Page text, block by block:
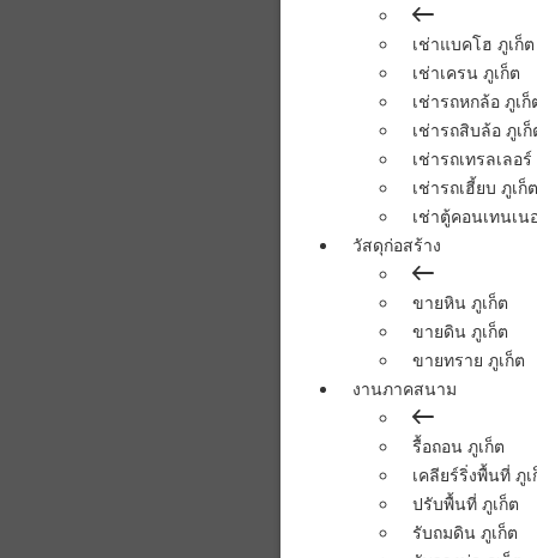
เช่าแบคโฮ ภูเก็ต
เช่าเครน ภูเก็ต
เช่ารถหกล้อ ภูเก็
เช่ารถสิบล้อ ภูเ
เช่ารถเทรลเลอ
เช่ารถเฮี้ยบ ภูเก็ต
เช่าตู้คอนเทนเน
วัสดุก่อสร้าง
ขายหิน ภูเก็ต
ขายดิน ภูเก็ต
ขายทราย ภูเก็ต
งานภาคสนาม
รื้อถอน ภูเก็ต
เคลียร์ริ่งพื้นที่ ภู
ปรับพื้นที่ ภูเก็ต
รับถมดิน ภูเก็ต